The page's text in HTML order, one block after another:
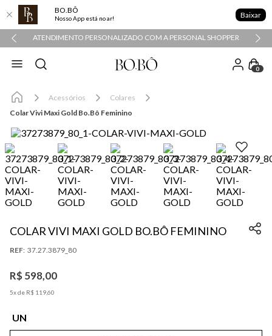
BO.BÔ
Nosso App está no ar! Baixar
ATENDIMENTO PERSONALIZADO COM A PERSONAL SHOPPER
0
Acessórios
Colares
Colar Vivi Maxi Gold Bo.Bô Feminino
COLAR VIVI MAXI GOLD BO.BÔ FEMININO
: 37.27.3879_80
R$598,00
5x de R$ 11960
UN